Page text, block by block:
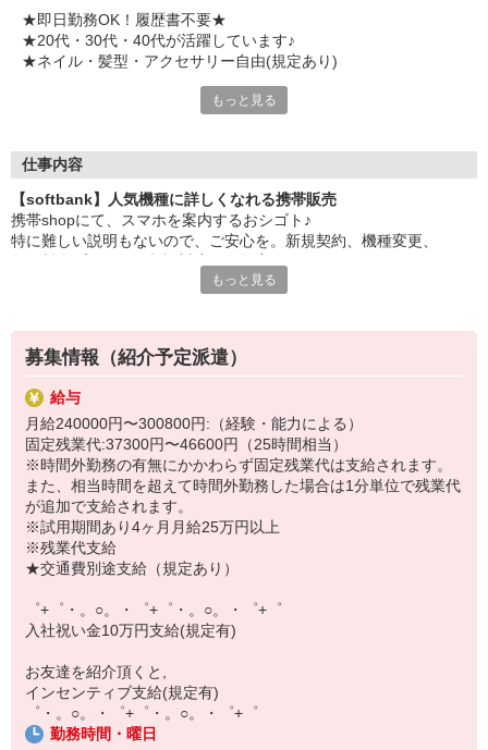
お友達を紹介頂くと,
インセンティブ支給(規定有)
゜・。○。・゜+゜・。○。・゜+゜
★即日勤務OK！履歴書不要★
★20代・30代・40代が活躍しています♪
★ネイル・髪型・アクセサリー自由(規定あり)
シエロのスタッフは9割が未経験スタート。
ずっと先まで役に立ちます！
丁寧な研修もあるので、
みなさんから働きやすいと好評です♪
最新アプリ事情やお得なプラン、
スマホの裏ワザを学べるチャンス♪
￣￣￣￣￣￣￣￣￣￣￣
▼オフィスワーク
事務、経理、データ入力、コールセンター、受付
▼工場・製造・軽作業系
機械/食品製造・梱包・仕分け・加工・組立・検査
▼美容系
眉毛サロンのアイブロウ・ネイリスト・エステ
▼営業・販売
法人営業・アパレル販売・個別指導塾・人材紹介
▼人気案件も多数♪
短期・期間限定・オープニング・官公庁案件
上場/優良/大手企業など
【スマホ面接実施中】
￣￣￣￣￣￣￣￣￣
自宅に居ながらスマホでカンタン面接OK！
オンライン面談なのでスピード対応。
もっと見る
仕事内容
【softbank】人気機種に詳しくなれる携帯販売
携帯shopにて、スマホを案内するおシゴト♪
特に難しい説明もないので、ご安心を。新規契約、機種変更、
満足度◎
■携帯やインターネット販売業務
docomo(ドコモ)/au(エーユー)・KDDI/softbank(ソフトバンク)など
の大手キャリアから
ワイモバイル(Y!mobille)、楽天モバイル、UQなど格安スマホまで幅
広く紹介可能♪
人気のApple（アップル）店舗もございます！
もっと見る
募集情報（紹介予定派遣）
給与
月給240000円〜300800円:（経験・能力による）
固定残業代:37300円〜46600円（25時間相当）
※時間外勤務の有無にかかわらず固定残業代は支給されます。
また、相当時間を超えて時間外勤務した場合は1分単位で残業代
が追加で支給されます。
※試用期間あり4ヶ月月給25万円以上
※残業代支給
★交通費別途支給（規定あり）
゜+゜・。○。・゜+゜・。○。・゜+゜
入社祝い金10万円支給(規定有)
お友達を紹介頂くと,
インセンティブ支給(規定有)
゜・。○。・゜+゜・。○。・゜+゜
勤務時間・曜日